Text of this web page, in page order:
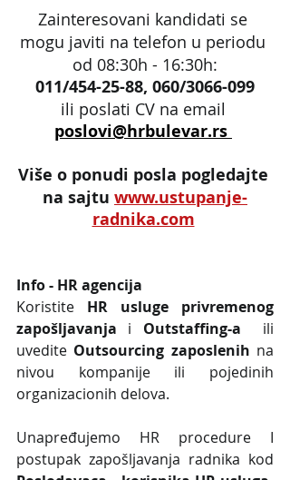
Zainteresovani kandidati se
mogu javiti na telefon u periodu
od 08:30h - 16:30h:
011/454-25-88, 060/3066-099
ili poslati CV na email
poslovi@hrbulevar.rs
Više o ponudi posla pogledajte
na sajtu www.ustupanje-
radnika.com
Info - HR agencija
Koristite HR usluge privremenog
zapošljavanja i Outstaffing-a
  ili
uvedite Outsourcing zaposlenih na
nivou kompanije ili pojedinih
organizacionih delova.
Unapređujemo HR procedure I